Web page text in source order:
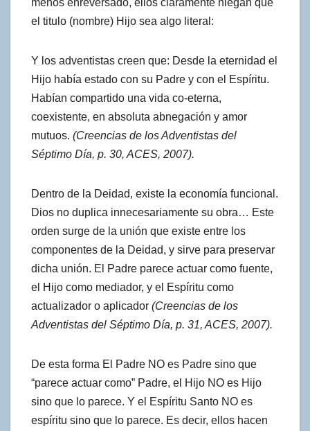
el titulo (nombre) Hijo sea algo literal:
Y los adventistas creen que: Desde la eternidad el
Hijo había estado con su Padre y con el Espíritu.
Habían compartido una vida co-eterna,
coexistente, en absoluta abnegación y amor
mutuos. (Creencias de los Adventistas del
Séptimo Día, p. 30, ACES, 2007).
Dentro de la Deidad, existe la economía funcional.
Dios no duplica innecesariamente su obra… Este
orden surge de la unión que existe entre los
componentes de la Deidad, y sirve para preservar
dicha unión. El Padre parece actuar como fuente,
el Hijo como mediador, y el Espíritu como
actualizador o aplicador (Creencias de los
Adventistas del Séptimo Día, p. 31, ACES, 2007).
De esta forma El Padre NO es Padre sino que
“parece actuar como” Padre, el Hijo NO es Hijo
sino que lo parece. Y el Espíritu Santo NO es
espíritu sino que lo parece. Es decir, ellos hacen